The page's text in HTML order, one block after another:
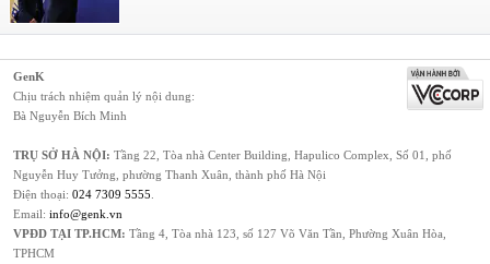
GenK
Chịu trách nhiệm quản lý nội dung:
Bà Nguyễn Bích Minh
TRỤ SỞ HÀ NỘI: Tầng 22, Tòa nhà Center Building, Hapulico Complex, Số 01, phố
Nguyễn Huy Tưởng, phường Thanh Xuân, thành phố Hà Nội
Điện thoại: 024 7309 5555
Email: info@genk.vn
VPĐD TẠI TP.HCM: Tầng 4, Tòa nhà 123, số 127 Võ Văn Tần, Phường Xuân Hòa,
TPHCM